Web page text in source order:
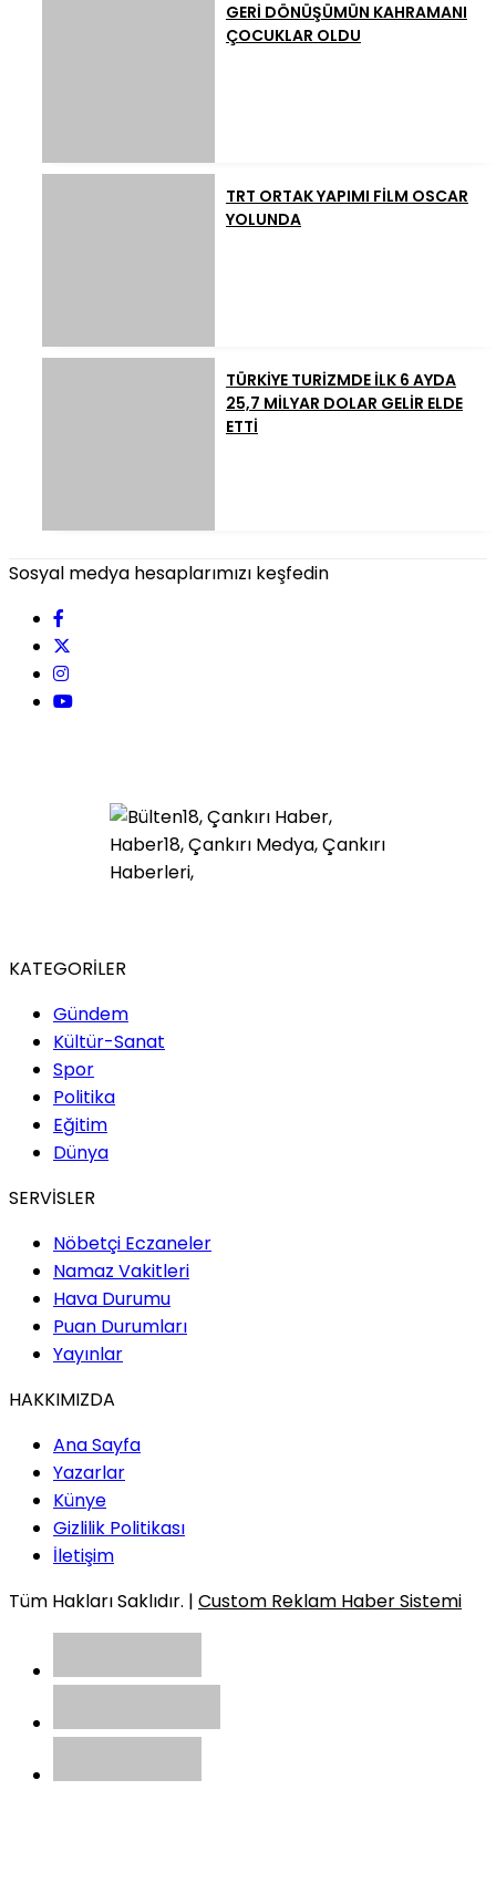
GERİ DÖNÜŞÜMÜN KAHRAMANI
ÇOCUKLAR OLDU
TRT ORTAK YAPIMI FİLM OSCAR
YOLUNDA
TÜRKİYE TURİZMDE İLK 6 AYDA
25,7 MİLYAR DOLAR GELİR ELDE
ETTİ
Sosyal medya hesaplarımızı keşfedin
KATEGORİLER
Gündem
Kültür-Sanat
Spor
Politika
Eğitim
Dünya
SERVİSLER
Nöbetçi Eczaneler
Namaz Vakitleri
Hava Durumu
Puan Durumları
Yayınlar
HAKKIMIZDA
Ana Sayfa
Yazarlar
Künye
Gizlilik Politikası
İletişim
Tüm Hakları Saklıdır. | Custom Reklam Haber Sistemi